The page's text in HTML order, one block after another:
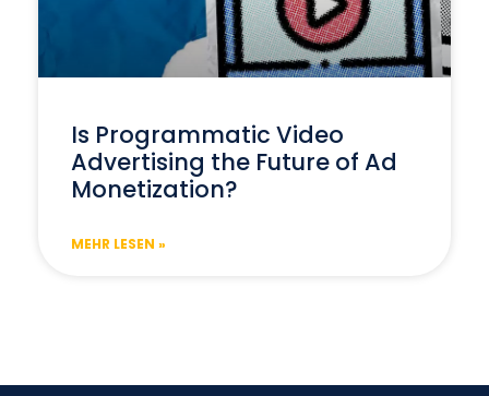
Is Programmatic Video
Advertising the Future of Ad
Monetization?
MEHR LESEN »